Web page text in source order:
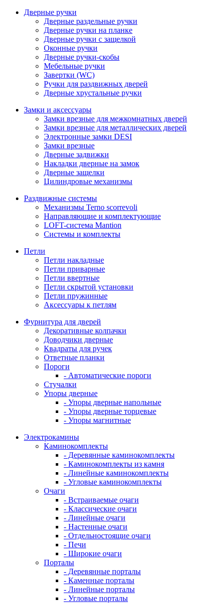
Дверные ручки
Дверные раздельные ручки
Дверные ручки на планке
Дверные ручки с защелкой
Оконные ручки
Дверные ручки-скобы
Мебельные ручки
Завертки (WC)
Ручки для раздвижных дверей
Дверные хрустальные ручки
Замки и аксессуары
Замки врезные для межкомнатных дверей
Замки врезные для металлических дверей
Электронные замки DESI
Замки врезные
Дверные задвижки
Накладки дверные на замок
Дверные защелки
Цилиндровые механизмы
Раздвижные системы
Механизмы Terno scorrevoli
Направляющие и комплектующие
LOFT-cистема Mantion
Системы и комплекты
Петли
Петли накладные
Петли приварные
Петли ввертные
Петли скрытой установки
Петли пружинные
Аксессуары к петлям
Фурнитура для дверей
Декоративные колпачки
Доводчики дверные
Квадраты для ручек
Ответные планки
Пороги
- Автоматические пороги
Стучалки
Упоры дверные
- Упоры дверные напольные
- Упоры дверные торцевые
- Упоры магнитные
Электрокамины
Каминокомплекты
- Деревянные каминокомплекты
- Каминокомплекты из камня
- Линейные каминокомплекты
- Угловые каминокомплекты
Очаги
- Встраиваемые очаги
- Классические очаги
- Линейные очаги
- Настенные очаги
- Отдельностоящие очаги
- Печи
- Широкие очаги
Порталы
- Деревянные порталы
- Каменные порталы
- Линейные порталы
- Угловые порталы